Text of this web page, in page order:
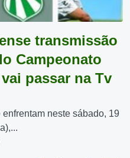
transmissão
Campeonato
passar na Tv
neste sábado, 19